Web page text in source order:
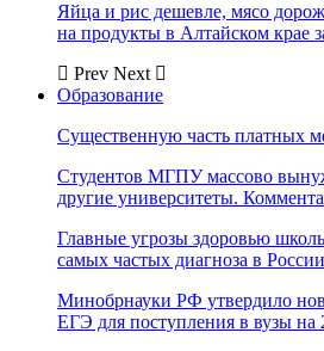
Яйца и рис дешевле, мясо
на продукты в Алтайском крае
Prev Next
Образование
Существенную часть платных
Студентов МГПУ массово
другие университеты.
Главные угрозы здоровью
самых частых диагноза в России
Минобрнауки РФ утвердило
ЕГЭ для поступления в вузы